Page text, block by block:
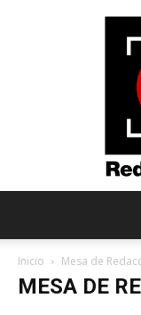
Inicio Mesa de
MESA DE